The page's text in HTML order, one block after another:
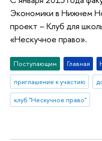
Экономики в Нижнем
проект – Клуб для
«Нескучное право».
Поступающим Главная
приглашение к участию
клуб "Нескучное право"